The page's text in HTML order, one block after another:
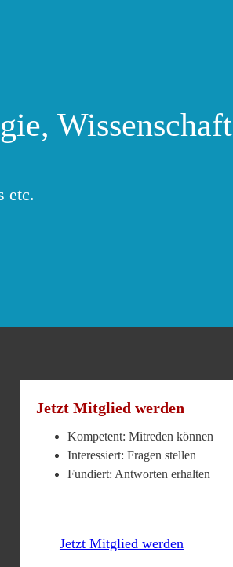
Wissenschaft
etc.
Jetzt Mitglied werden
Kompetent: Mitreden können
Interessiert: Fragen stellen
Fundiert: Antworten erhalten
Jetzt Mitglied werden